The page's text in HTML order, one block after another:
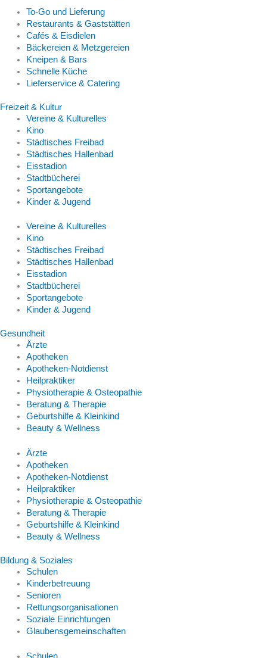
To-Go und Lieferung
Restaurants & Gaststätten
Cafés & Eisdielen
Bäckereien & Metzgereien
Kneipen & Bars
Schnelle Küche
Lieferservice & Catering
Freizeit & Kultur
Vereine & Kulturelles
Kino
Städtisches Freibad
Städtisches Hallenbad
Eisstadion
Stadtbücherei
Sportangebote
Kinder & Jugend
Vereine & Kulturelles
Kino
Städtisches Freibad
Städtisches Hallenbad
Eisstadion
Stadtbücherei
Sportangebote
Kinder & Jugend
Gesundheit
Ärzte
Apotheken
Apotheken-Notdienst
Heilpraktiker
Physiotherapie & Osteopathie
Beratung & Therapie
Geburtshilfe & Kleinkind
Beauty & Wellness
Ärzte
Apotheken
Apotheken-Notdienst
Heilpraktiker
Physiotherapie & Osteopathie
Beratung & Therapie
Geburtshilfe & Kleinkind
Beauty & Wellness
Bildung & Soziales
Schulen
Kinderbetreuung
Senioren
Rettungsorganisationen
Soziale Einrichtungen
Glaubensgemeinschaften